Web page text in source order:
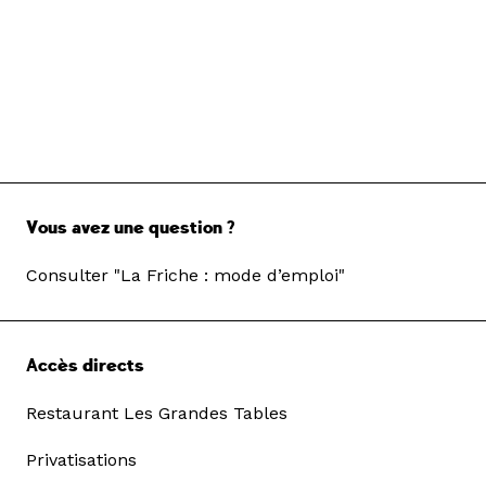
Vous avez une question ?
Consulter "La Friche : mode d’emploi"
Accès directs
Restaurant Les Grandes Tables
Privatisations